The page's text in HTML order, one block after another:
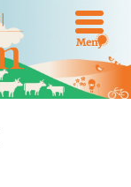
Meny